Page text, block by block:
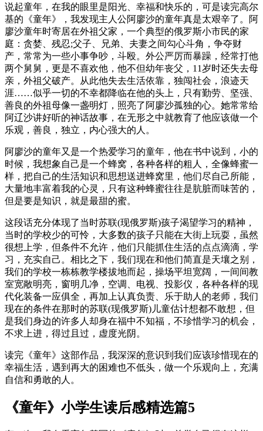
说起童年，在我的眼里是阳光、幸福和快乐的，可是读完高尔
基的《童年》，我发现主人公阿廖沙的童年真是太艰辛了。阿
廖沙童年时寄居在外祖父家，一个典型的俄罗斯小市民的家
庭：贪婪、残忍;父子、兄弟、夫妻之间勾心斗角，争夺财
产，常常为一些小事争吵，斗殴。外公严厉而暴躁，经常打他
两个舅舅，更是不喜欢他，他不但幼年丧父，11岁时还失去母
亲，外祖父破产。从此他失去生活依靠，独闯社会，浪迹天
涯……似乎一切的不幸都降临在他的头上，只有勤劳、坚强、
善良的外祖母像一盏明灯，照亮了阿廖沙孤独的心。她常常给
阿辽沙讲好听的神话故事，在无形之中就教育了他应该做一个
乐观，善良，独立，内心强大的人。
阿廖沙的童年又是一个热爱学习的童年，他在书中说到，小的
时候，我想象自己是一个蜂窝，各种各样的粗人，全像蜂蜜一
样，把自己的生活知识和思想送进蜂窝里，他们尽自己所能，
大量地丰富着我的心灵，只有这种蜂蜜往往是肮脏而味苦的，
但是要是知识，就是最甜的蜜。
这段话充分体现了当时苏联(现俄罗斯)孩子渴望学习的精神，
当时的学校少的可怜，大多数的孩子只能在大街上玩耍，虽然
很想上学，但条件不允许，他们只能抓住生活的点点滴滴，学
习，充实自己。相比之下，我们现在和他们简直是天壤之别，
我们的学校一栋栋教学楼拔地而起，操场平坦宽阔，一间间教
室宽敞明亮，窗明几净，空调、电视、投影仪，各种各样的现
代化装备一应俱全，再加上认真负责、乐于助人的老师，我们
现在的条件在那时的苏联(现俄罗斯)儿童估计想都不敢想，但
是我们身边的许多人却身在福中不知福，不珍惜学习的机会，
不求上进，得过且过，虚度光阴。
读完《童年》这部作品，我深深的意识到我们应该珍惜现在的
幸福生活，遇到再大的困难也不低头，做一个乐观向上，充满
自信和勇敢的人。
《童年》小学生读后感精选篇5